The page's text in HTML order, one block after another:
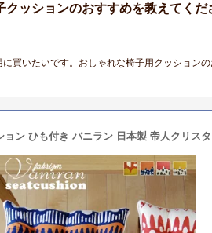
クッションのおすすめを教えてくだ
買いたいです。おしゃれな椅子用クッションの